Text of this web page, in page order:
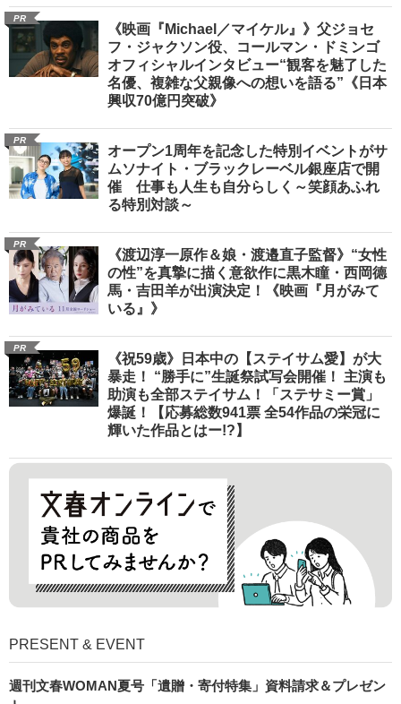
PR
《映画『Michael／マイケル』》父ジョセ
フ・ジャクソン役、コールマン・ドミンゴ
オフィシャルインタビュー“観客を魅了した
名優、複雑な父親像への想いを語る”《日本
興収70億円突破》
PR
オープン1周年を記念した特別イベントがサ
ムソナイト・ブラックレーベル銀座店で開
催 仕事も人生も自分らしく～笑顔あふれ
る特別対談～
PR
《渡辺淳一原作＆娘・渡邉直子監督》“女性
の性”を真摯に描く意欲作に黒木瞳・西岡德
馬・吉田羊が出演決定！《映画『月がみて
いる』》
PR
《祝59歳》日本中の【ステイサム愛】が大
暴走！ “勝手に”生誕祭試写会開催！ 主演も
助演も全部ステイサム！「ステサミー賞」
爆誕！【応募総数941票 全54作品の栄冠に
輝いた作品とはー!?】
PRESENT & EVENT
週刊文春WOMAN夏号「遺贈・寄付特集」資料請求＆プレゼン